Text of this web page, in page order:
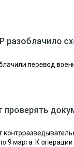
разоблачило
перевод
проверять
9 марта. К